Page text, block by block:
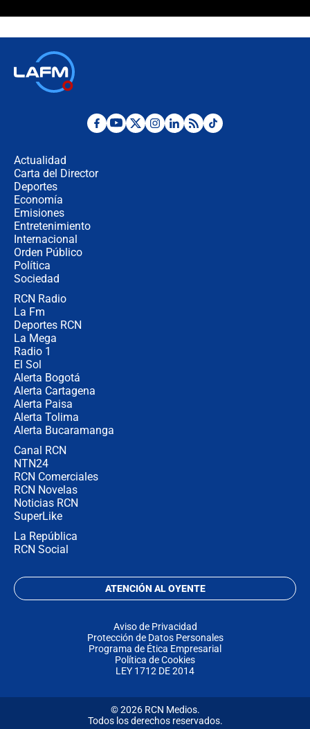
Posesión de Abelardo De La Espriella
Actualidad
Carta del Director
Deportes
Economía
Emisiones
Entretenimiento
Internacional
Orden Público
Política
Sociedad
RCN Radio
La Fm
Deportes RCN
La Mega
Radio 1
El Sol
Alerta Bogotá
Alerta Cartagena
Alerta Paisa
Alerta Tolima
Alerta Bucaramanga
Canal RCN
NTN24
RCN Comerciales
RCN Novelas
Noticias RCN
SuperLike
La República
RCN Social
ATENCIÓN AL OYENTE
Aviso de Privacidad
Protección de Datos Personales
Programa de Ética Empresarial
Política de Cookies
LEY 1712 DE 2014
© 2026 RCN Medios.
Todos los derechos reservados.